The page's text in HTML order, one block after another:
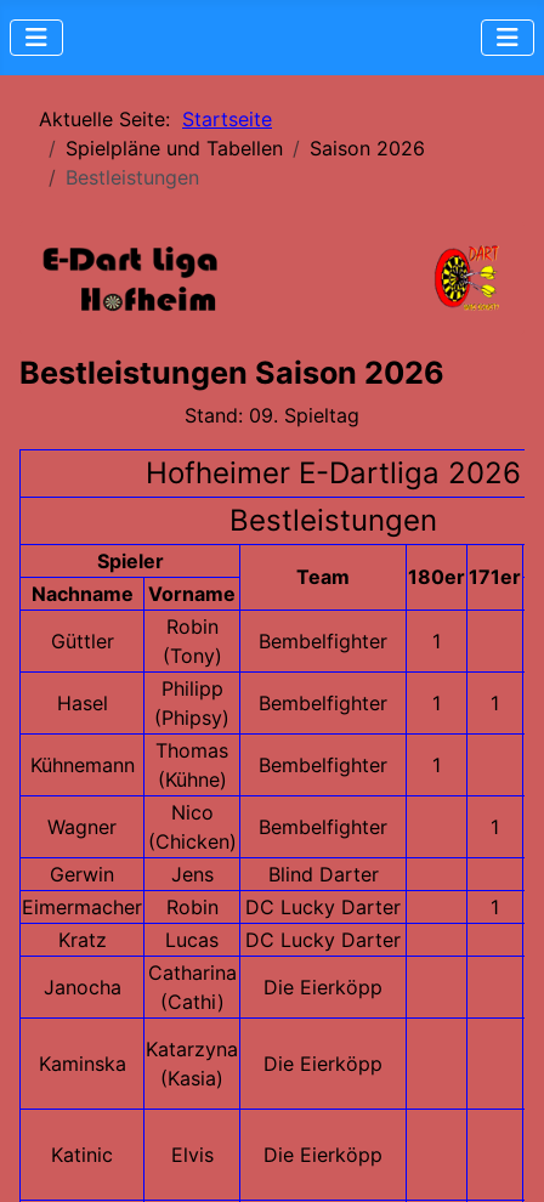
Aktuelle Seite: Startseite
Spielpläne und Tabellen
Saison 2026
Bestleistungen
Bestleistungen Saison 2026
Stand: 09. Spieltag
Hofheimer E-Dartliga 2026
Bestleistungen
Spieler
Team 180er171er
Nachname
Vorname
Güttler
Robin
(Tony)
Bembelfighter 1
Hasel
Philipp
(Phipsy)
Bembelfighter 1 1
Kühnemann
Thomas
(Kühne)
Bembelfighter 1
Wagner
Nico
(Chicken)
Bembelfighter
1
Gerwin
Jens
Blind Darter
Eimermacher
Robin DC Lucky Darter
1
Kratz
Lucas
DC Lucky Darter
Janocha
Catharina
(Cathi)
Die Eierköpp
Kaminska
Katarzyna
(Kasia)
Die Eierköpp
Katinic Elvis Die Eierköpp